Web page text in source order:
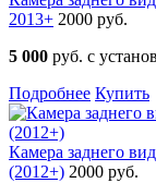
2013+ 2000 руб.
5 000 руб. с
Подробнее Купить
Камера заднего
(2012+) 2000 руб.